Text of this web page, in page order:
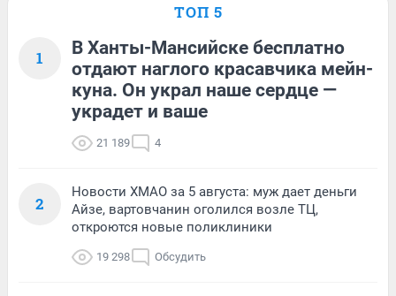
ТОП 5
1
В Ханты-Мансийске бесплатно
отдают наглого красавчика мейн-
куна. Он украл наше сердце —
украдет и ваше
21 189 4
2
Новости ХМАО за 5 августа: муж дает деньги
Айзе, вартовчанин оголился возле ТЦ,
откроются новые поликлиники
19 298 Обсудить